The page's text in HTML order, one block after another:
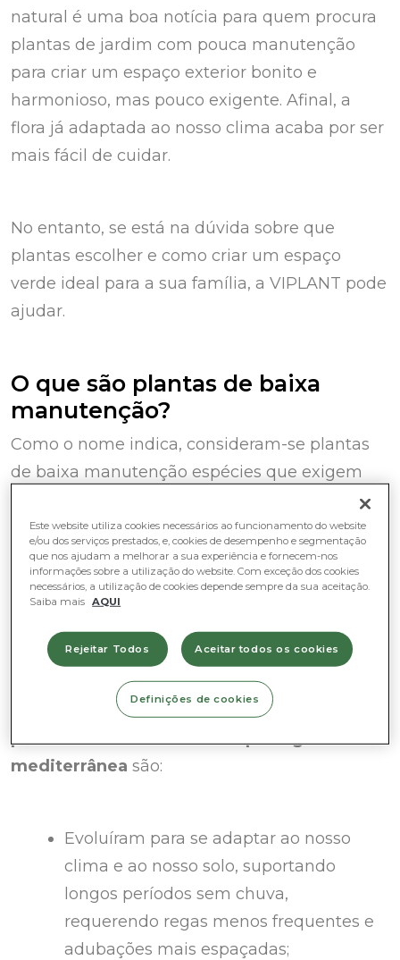
natural é uma boa notícia para quem procura
plantas de jardim com pouca manutenção
para criar um espaço exterior bonito e
harmonioso, mas pouco exigente. Afinal, a
flora já adaptada ao nosso clima acaba por ser
mais fácil de cuidar.
No entanto, se está na dúvida sobre que
plantas escolher e como criar um espaço
verde ideal para a sua família, a VIPLANT pode
ajudar.
O que são plantas de baixa
manutenção?
Como o nome indica, consideram-se plantas
de baixa manutenção espécies que exigem
poda/limpezas ou frequência de fertilização.
Nesse sentido, apostar em plantas da flora
nativa é uma excelente solução por estas já se
encontrarem adaptadas às condições do nosso
país e não requerem cuidados redobrados.
Algumas dasvantagens de apostar nas
plantas autóctones da flora portuguesa e
mediterrânea são:
Evoluíram para se adaptar ao nosso
clima e ao nosso solo, suportando
longos períodos sem chuva,
requerendo regas menos frequentes e
adubações mais espaçadas;
Este website utiliza cookies necessários ao funcionamento do website
e/ou dos serviços prestados, e, cookies de desempenho e segmentação
que nos ajudam a melhorar a sua experiência e fornecem-nos
informações sobre a utilização do website. Com exceção dos cookies
necessários, a utilização de cookies depende sempre da sua aceitação.
Saiba mais AQUI
Rejeitar Todos Aceitar todos os cookies
Definições de cookies